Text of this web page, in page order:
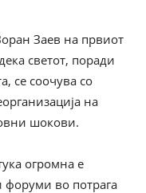
Заев на првиот
светот, поради
се соочува со
на
шокови.
огромна е
форуми во потрага